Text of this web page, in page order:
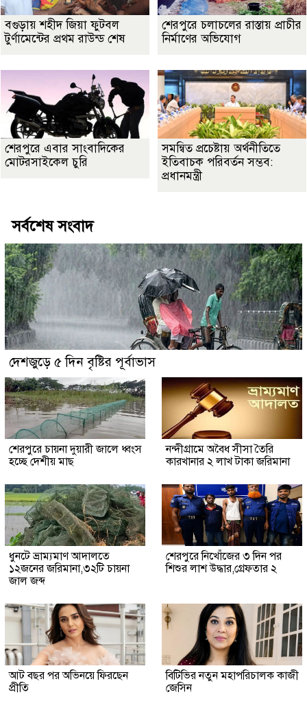
বগুড়ায় শহীদ জিয়া ফুটবল
টুর্ণামেন্টের প্রথম রাউন্ড শেষ
শেরপুরে চলাচলের রাস্তায় প্রাচীর
নির্মাণের অভিযোগ
শেরপুরে এবার সাংবাদিকের
মোটরসাইকেল চুরি
সমন্বিত প্রচেষ্টায় অর্থনীতিতে
ইতিবাচক পরিবর্তন সম্ভব:
প্রধানমন্ত্রী
সর্বশেষ সংবাদ
দেশজুড়ে ৫ দিন বৃষ্টির পূর্বাভাস
শেরপুরে চায়না দুয়ারী জালে ধ্বংস
হচ্ছে দেশীয় মাছ
নন্দীগ্রামে অবৈধ সীসা তৈরি
কারখানার ২ লাখ টাকা জরিমানা
ধুনটে ভ্রাম্যমাণ আদালতে
১২জনের জরিমানা,৩২টি চায়না
জাল জব্দ
শেরপুরে নিখোঁজের ৩ দিন পর
শিশুর লাশ উদ্ধার,গ্রেফতার ২
আট বছর পর অভিনয়ে ফিরছেন
প্রীতি
বিটিভির নতুন মহাপরিচালক কাজী
জেসিন